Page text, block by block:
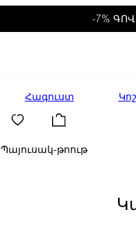
-7%
Հագուստ
Պայուսակ-թոութ